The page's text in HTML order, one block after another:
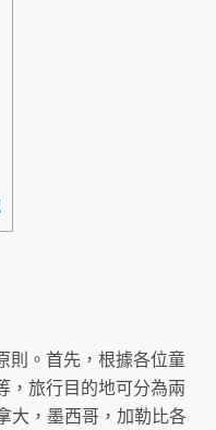
則。首先，根據各位童
，旅行目的地可分為兩
大，墨西哥，加勒比各